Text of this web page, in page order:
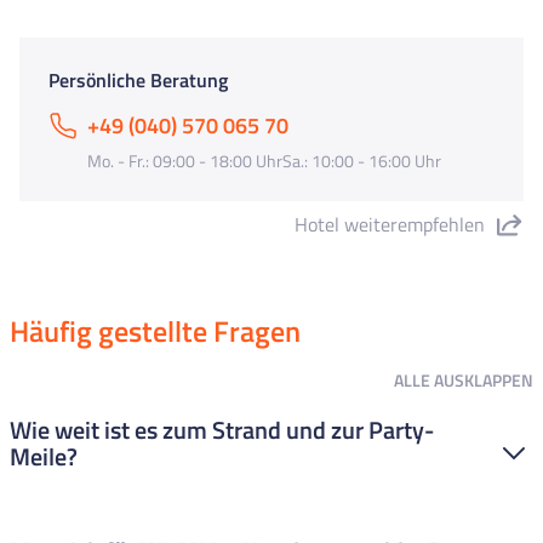
Persönliche Beratung
+49 (040) 570 065 70
Mo. - Fr.: 09:00 - 18:00 UhrSa.: 10:00 - 16:00 Uhr
Hotel weiterempfehlen
Häufig gestellte Fragen
ALLEAUSKLAPPEN
Wie weit ist es zum Strand und zur Party-
Meile?